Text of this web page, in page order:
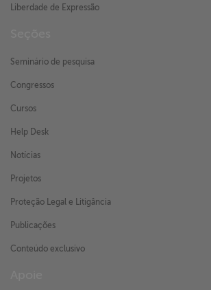
Liberdade de Expressão
Seminário de pesquisa
Congressos
Cursos
Help Desk
Notícias
Projetos
Proteção Legal e Litigância
Publicações
Conteúdo exclusivo